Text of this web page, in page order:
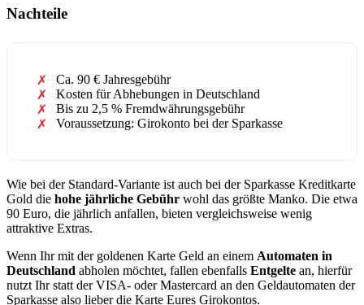
Nachteile
Ca. 90 € Jahresgebühr
Kosten für Abhebungen in Deutschland
Bis zu 2,5 % Fremdwährungsgebühr
Voraussetzung: Girokonto bei der Sparkasse
Wie bei der Standard-Variante ist auch bei der Sparkasse Kreditkarte
Gold die hohe jährliche Gebühr wohl das größte Manko. Die etwa
90 Euro, die jährlich anfallen, bieten vergleichsweise wenig
attraktive Extras.
Wenn Ihr mit der goldenen Karte Geld an einem Automaten in
Deutschland abholen möchtet, fallen ebenfalls Entgelte an, hierfür
nutzt Ihr statt der VISA- oder Mastercard an den Geldautomaten der
Sparkasse also lieber die Karte Eures Girokontos.